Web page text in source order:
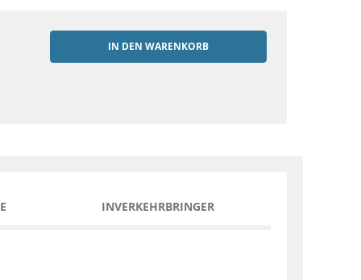
IN DEN WARENKORB
INVERKEHRBRINGER